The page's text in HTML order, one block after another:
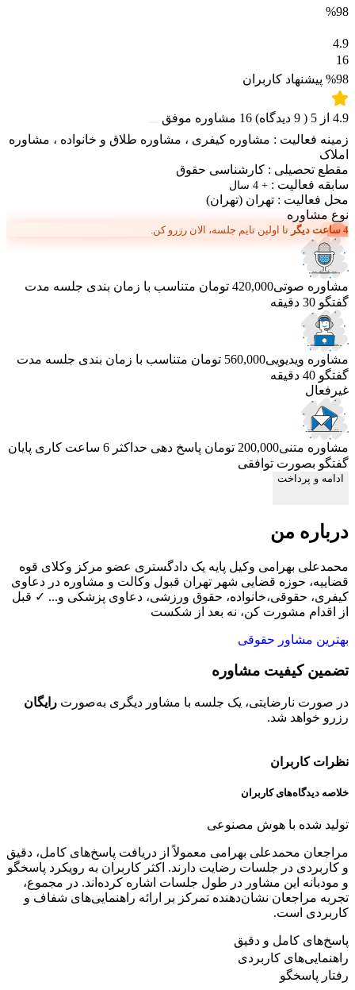
%98
4.9
16
%98 پیشنهاد کاربران
4.9 از 5
(
9 دیدگاه) 16 مشاوره موفق
زمینه فعالیت : مشاوره کیفری ، مشاوره طلاق و خانواده ، مشاوره
املاک
مقطع تحصیلی : کارشناسی حقوق
سابقه فعالیت : + 4 سال
محل فعالیت : تهران (تهران)
نوع مشاوره
4 ساعت دیگر تا اولین تایم جلسه، الان رزرو کن.
مشاوره صوتی420,000 تومان متناسب با زمان بندی جلسه مدت
گفتگو 30 دقیقه
مشاوره ویدیویی560,000 تومان متناسب با زمان بندی جلسه مدت
گفتگو 40 دقیقه
غیرفعال
مشاوره متنی200,000 تومان پاسخ دهی حداکثر 6 ساعت کاری
پایان
گفتگو بصورت توافقی
ادامه و پرداخت
درباره من
محمدعلی بهرامی وکیل پایه یک دادگستری عضو مرکز وکلای قوه
قضاییه، حوزه قضایی شهر تهران قبول وکالت و مشاوره در دعاوی
کیفری، حقوقی،خانواده، حقوق ورزشی، دعاوی پزشکی و... ✓ قبل
از اقدام مشورت کن، نه بعد از شکست
بهترین مشاور حقوقی
تضمین کیفیت مشاوره
در صورت نارضایتی، یک جلسه با مشاور دیگری به‌صورت رایگان
رزرو خواهد شد.
نظرات کاربران
خلاصه دیدگاه‌های کاربران
تولید شده با هوش مصنوعی
مراجعان محمدعلی بهرامی معمولاً از دریافت پاسخ‌های کامل، دقیق
و کاربردی در جلسات رضایت دارند. اکثر کاربران به رویکرد پاسخگو
و مودبانه این مشاور در طول جلسات اشاره کرده‌اند. در مجموع،
تجربه مراجعان نشان‌دهنده تمرکز بر ارائه راهنمایی‌های شفاف و
کاربردی است.
پاسخ‌های کامل و دقیق
راهنمایی‌های کاربردی
رفتار پاسخگو